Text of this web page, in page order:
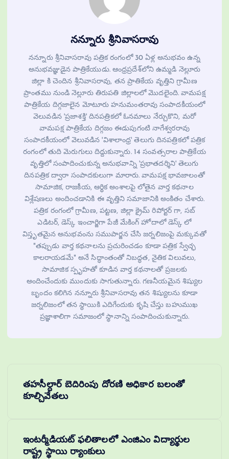
నన్నూరు శ్రీనివాసరావు
నన్నూరు శ్రీనివాసరావు పత్రిక రంగంలో 30 ఏళ్ల అనుభవం ఉన్న
అనుభవజ్ఞుడైన పాత్రికేయుడు. ఆంధ్రప్రదేశ్‌లోని ఉమ్మడి నెల్లూరు
జిల్లా కి చెందిన శ్రీనివాసరావు, తన ప్రాతికేయ వృత్తిని గ్రామీణ
ప్రాంతము నుండి నెల్లూరు తిరుపతి జిల్లాలలో మొదలైంది. వామపక్ష
పాత్రికేయ దిగ్గజాలైన మోటూరు హనుమంతరావు సంపాదకీయంలో
వెలువడిన 'ప్రజాశక్తి' దినపత్రికలో ఓనమాలు నేర్చుకొని, మరో
వామపక్ష పాత్రికేయ దిగ్గజం ఈడుపుగంటి నాగేశ్వరరావు
సంపాదకీయంలో వెలువడిన 'విశాలాంధ్ర' తెలుగు దినపత్రికలో పత్రిక
రంగంలో తుది మెరుగులు దిద్దుకున్నారు. 14 సంవత్సరాల పాత్రికేయ
వృత్తిలో సంపాదించుకున్న అనుభవాన్ని 'ప్రభాతదర్శిని' తెలుగు
దినపత్రిక ద్వారా సంపాదకులుగా మారారు. వామపక్ష భావజాలంతో
సామాజిక, రాజకీయ, ఆర్థిక అంశాలపై లోతైన వార్త కథనాల
విశ్లేషణలు అందించడానికి ఈ వృత్తిని సమాజానికి అంకితం చేశారు.
పత్రిక రంగంలో గ్రామీణ, పట్టణ, జిల్లా క్రైమ్ రిపోర్టర్ గా, సబ్
ఎడిటర్, డెస్క్ ఇంచార్జిగా పేజీ మేకింగ్ హోదాలో డెస్క్ లో
విస్తృతమైన అనుభవంను సముపార్జన చేసి జర్నలిజంపై మక్కువతో
"తప్పుడు వార్త కథనాలను ప్రచురించడం కూడా పత్రిక స్వేచ్ఛ
కాలరాయడమే" అనే సిద్ధాంతంతో నిబద్ధత, నైతిక విలువలు,
సామాజిక స్పృహతో కూడిన వార్త కథనాలతో ప్రజలకు
అందించేందుకు ముందుకు సాగుతున్నారు. గణనీయమైన శిష్యుల
బృందం కలిగిన నన్నూరు శ్రీనివాసరావు తన శిష్యులను కూడా
జర్నలిజంలో తన స్థాయికి ఎదిగేందుకు కృషి చేస్తు బహుముఖ
ప్రజ్ఞాశాలిగా సమాజంలో స్థానాన్ని సంపాదించుకున్నారు.
తహసీల్దార్ బెదిరింపు దోరణి అధికార బలంతో
కూల్చివేతలు
ఇంటర్మీడియట్ ఫలితాలలో ఎంజిఎం విద్యార్థుల
రాష్ట్ర స్థాయి ర్యాంకులు